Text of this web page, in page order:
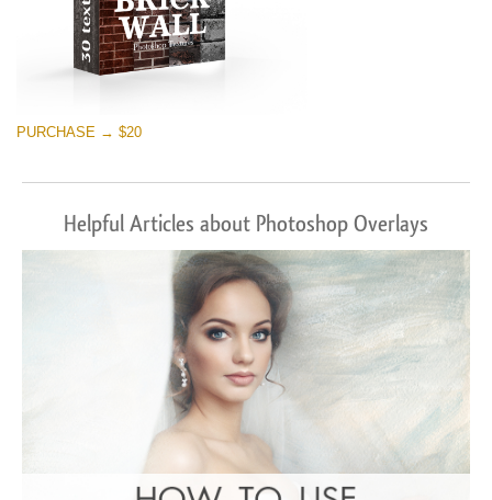
PURCHASE → $20
Helpful Articles about Photoshop Overlays